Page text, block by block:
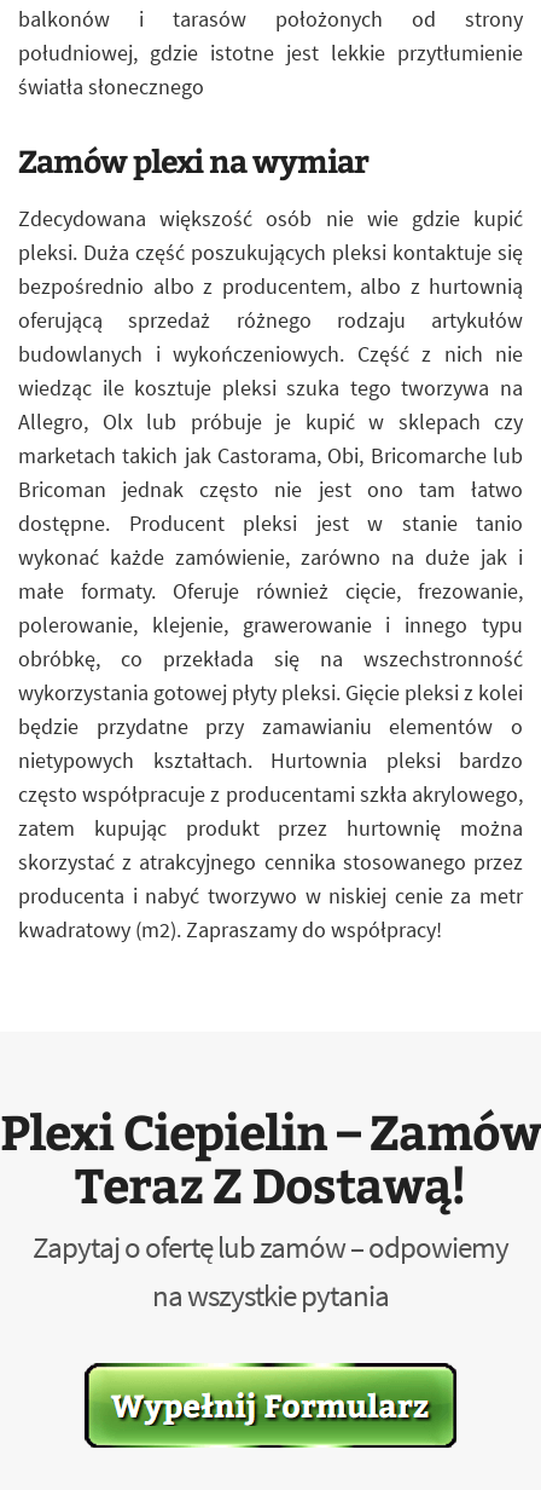
balkonów i tarasów położonych od strony
południowej, gdzie istotne jest lekkie przytłumienie
światła słonecznego
Zamów plexi na wymiar
Zdecydowana większość osób nie wie gdzie kupić
pleksi. Duża część poszukujących pleksi kontaktuje się
bezpośrednio albo z producentem, albo z hurtownią
oferującą sprzedaż różnego rodzaju artykułów
budowlanych i wykończeniowych. Część z nich nie
wiedząc ile kosztuje pleksi szuka tego tworzywa na
Allegro, Olx lub próbuje je kupić w sklepach czy
marketach takich jak Castorama, Obi, Bricomarche lub
Bricoman jednak często nie jest ono tam łatwo
dostępne. Producent pleksi jest w stanie tanio
wykonać każde zamówienie, zarówno na duże jak i
małe formaty. Oferuje również cięcie, frezowanie,
polerowanie, klejenie, grawerowanie i innego typu
obróbkę, co przekłada się na wszechstronność
wykorzystania gotowej płyty pleksi. Gięcie pleksi z kolei
będzie przydatne przy zamawianiu elementów o
nietypowych kształtach. Hurtownia pleksi bardzo
często współpracuje z producentami szkła akrylowego,
zatem kupując produkt przez hurtownię można
skorzystać z atrakcyjnego cennika stosowanego przez
producenta i nabyć tworzywo w niskiej cenie za metr
kwadratowy (m2). Zapraszamy do współpracy!
Plexi Ciepielin – Zamów
Teraz Z Dostawą!
Zapytaj o ofertę lub zamów – odpowiemy
na wszystkie pytania